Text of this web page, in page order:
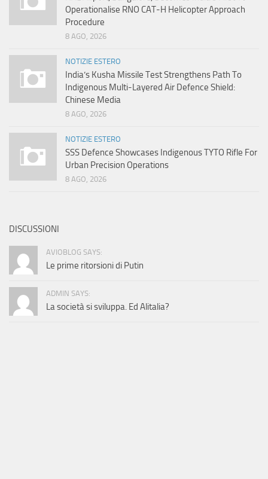
Operationalise RNO CAT-H Helicopter Approach
Procedure
8 AGO, 2026
NOTIZIE ESTERO
India’s Kusha Missile Test Strengthens Path To
Indigenous Multi-Layered Air Defence Shield:
Chinese Media
8 AGO, 2026
NOTIZIE ESTERO
SSS Defence Showcases Indigenous TYTO Rifle For
Urban Precision Operations
8 AGO, 2026
DISCUSSIONI
AVIOBLOG SAYS:
Le prime ritorsioni di Putin
ADMIN SAYS:
La società si sviluppa. Ed Alitalia?